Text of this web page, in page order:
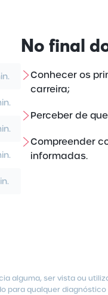
No final
Conhecer os
carreira;
Perceber de
Compreender
informadas.
alguma, ser vista ou
para qualquer